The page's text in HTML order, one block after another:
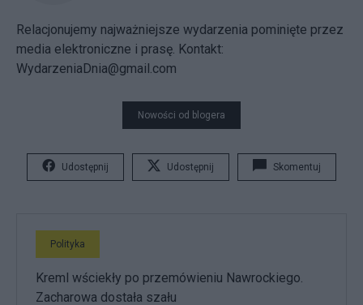
Relacjonujemy najważniejsze wydarzenia pominięte przez
media elektroniczne i prasę. Kontakt:
WydarzeniaDnia@gmail.com
Nowości od blogera
Udostępnij Udostępnij Skomentuj
Polityka
Kreml wściekły po przemówieniu Nawrockiego.
Zacharowa dostała szału